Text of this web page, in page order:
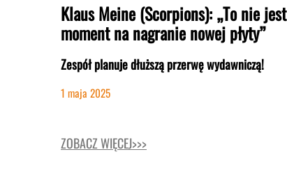
Klaus Meine (Scorpions): „To nie jest
moment na nagranie nowej płyty”
Zespół planuje dłuższą przerwę wydawniczą!
1 maja 2025
ZOBACZ WIĘCEJ>>>